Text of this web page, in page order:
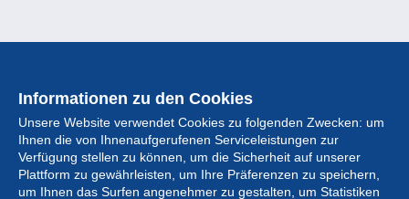
Informationen zu den Cookies
Unsere Website verwendet Cookies zu folgenden Zwecken: um
Ihnen die von Ihnenaufgerufenen Serviceleistungen zur
Verfügung stellen zu können, um die Sicherheit auf unserer
Plattform zu gewährleisten, um Ihre Präferenzen zu speichern,
um Ihnen das Surfen angenehmer zu gestalten, um Statistiken